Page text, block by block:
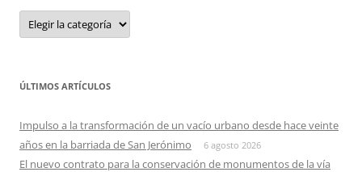
Categorias
ÚLTIMOS ARTÍCULOS
Impulso a la transformación de un vacío urbano desde hace veinte
años en la barriada de San Jerónimo
6 agosto 2026
El nuevo contrato para la conservación de monumentos de la vía